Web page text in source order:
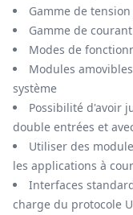
Gamme de
Gamme de
Modes de
Modules
système
Possibilité d'avoir
double entrées et
Utiliser des
les applications à
Interfaces
charge du protocole